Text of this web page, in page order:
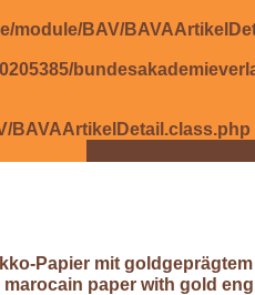
module/BAV/
BAVAArtikelDetail.class.php
Papier mit
paper with gold